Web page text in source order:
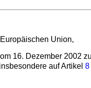
Union,
16. Dezember 2002
auf Artikel 8